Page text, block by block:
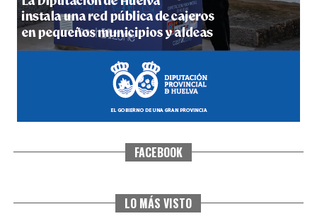
hace 5 días·Huelvatv
CUARTA CORRIDA DE LAS FIESTAS COLOMBINAS
FACEBOOK
LO MÁS VISTO